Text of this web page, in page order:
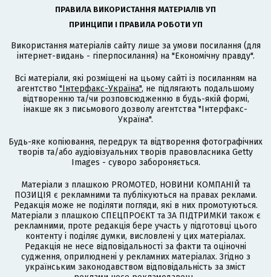
ПРАВИЛА ВИКОРИСТАННЯ МАТЕРІАЛІВ УП
ПРИНЦИПИ І ПРАВИЛА РОБОТИ УП
Використання матеріалів сайту лише за умови посилання (для
інтернет-видань - гіперпосилання) на "Економічну правду".
Всі матеріали, які розміщені на цьому сайті із посиланням на
агентство "Інтерфакс-Україна", не підлягають подальшому
відтворенню та/чи розповсюдженню в будь-якій формі,
інакше як з письмового дозволу агентства "Інтерфакс-
Україна".
Будь-яке копіювання, передрук та відтворення фотографічних
творів та/або аудіовізуальних творів правовласника Getty
Images - суворо забороняється.
Матеріали з плашкою PROMOTED, НОВИНИ КОМПАНІЙ та
ПОЗИЦІЯ є рекламними та публікуються на правах реклами.
Редакція може не поділяти погляди, які в них промотуються.
Матеріали з плашкою СПЕЦПРОЄКТ та ЗА ПІДТРИМКИ також є
рекламними, проте редакція бере участь у підготовці цього
контенту і поділяє думки, висловлені у цих матеріалах.
Редакція не несе відповідальності за факти та оціночні
судження, оприлюднені у рекламних матеріалах. Згідно з
українським законодавством відповідальність за зміст